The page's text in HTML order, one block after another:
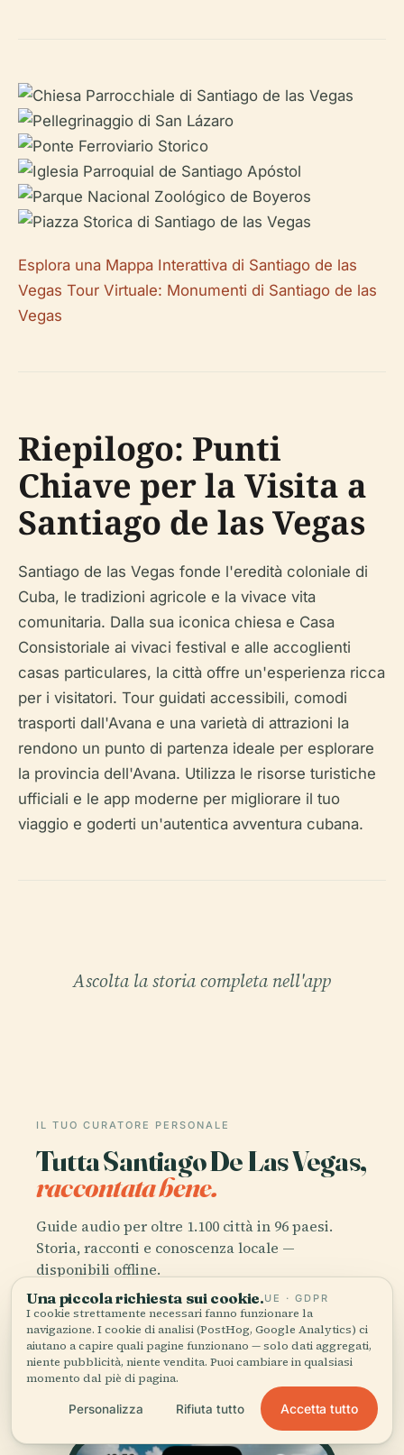
Esplora una Mappa Interattiva di Santiago de las
Vegas Tour Virtuale: Monumenti di Santiago de las
Vegas
Riepilogo: Punti
Chiave per la Visita a
Santiago de las Vegas
Santiago de las Vegas fonde l'eredità coloniale di
Cuba, le tradizioni agricole e la vivace vita
comunitaria. Dalla sua iconica chiesa e Casa
Consistoriale ai vivaci festival e alle accoglienti
casas particulares, la città offre un'esperienza ricca
per i visitatori. Tour guidati accessibili, comodi
trasporti dall'Avana e una varietà di attrazioni la
rendono un punto di partenza ideale per esplorare
la provincia dell'Avana. Utilizza le risorse turistiche
ufficiali e le app moderne per migliorare il tuo
viaggio e goderti un'autentica avventura cubana.
Ascolta la storia completa nell'app
IL TUO CURATORE PERSONALE
Tutta Santiago De Las Vegas,
raccontata bene.
Guide audio per oltre 1.100 città in 96 paesi.
Storia, racconti e conoscenza locale —
disponibili offline.
Scarica l'app
Unisciti a oltre 50.000 viaggiatori
Una piccola richiesta sui cookie.UE · GDPR
I cookie strettamente necessari fanno funzionare la
navigazione. I cookie di analisi (PostHog, Google Analytics) ci
aiutano a capire quali pagine funzionano — solo dati aggregati,
niente pubblicità, niente vendita. Puoi cambiare in qualsiasi
momento dal piè di pagina.
Personalizza Rifiuta tutto Accetta tutto